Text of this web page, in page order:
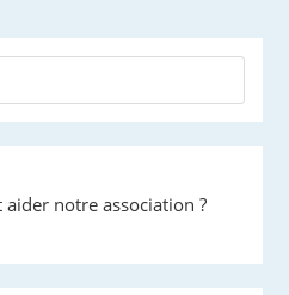
notre association ?